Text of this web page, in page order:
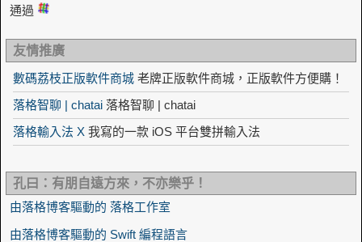
通過
友情推廣
數碼荔枝正版軟件商城 老牌正版軟件商城，正版軟件方便購！
落格智聊 | chatai 落格智聊 | chatai
落格輸入法 X 我寫的一款 iOS 平台雙拼輸入法
孔曰：有朋自遠方來，不亦樂乎！
由落格博客驅動的 落格工作室
由落格博客驅動的 Swift 編程語言